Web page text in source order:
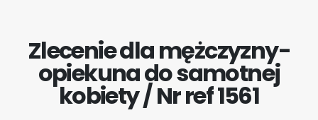
Zlecenie dla mężczyzny-
opiekuna do samotnej
kobiety / Nr ref 1561